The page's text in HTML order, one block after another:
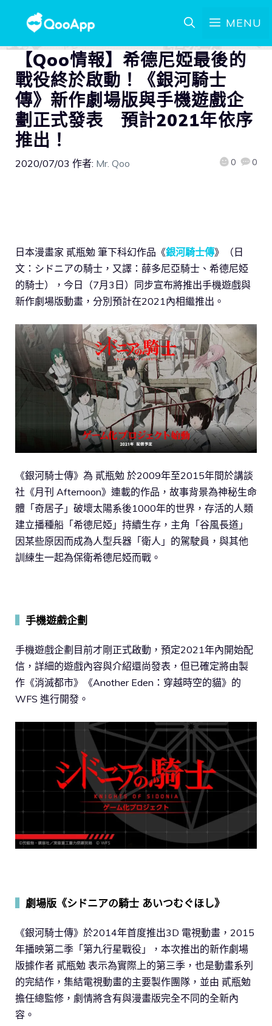
MENU
【Qoo情報】希德尼婭最後的
戰役終於啟動！《銀河騎士
傳》新作劇場版與手機遊戲企
劃正式發表 預計2021年依序
推出！
2020/07/03 作者: Mr. Qoo 0 0
日本漫畫家 貳瓶勉 筆下科幻作品《銀河騎士傳》（日
文：シドニアの騎士，又譯：薛多尼亞騎士、希德尼婭
的騎士），今日（7月3日）同步宣布將推出手機遊戲與
新作劇場版動畫，分別預計在2021內相繼推出。
《銀河騎士傳》為 貳瓶勉 於2009年至2015年間於講談
社《月刊 Afternoon》連載的作品，故事背景為神秘生命
體「奇居子」破壞太陽系後1000年的世界，存活的人類
建立播種船「希德尼婭」持續生存，主角「谷風長道」
因某些原因而成為人型兵器「衛人」的駕駛員，與其他
訓練生一起為保衛希德尼婭而戰。
手機遊戲企劃
手機遊戲企劃目前才剛正式啟動，預定2021年內開始配
信，詳細的遊戲內容與介紹還尚發表，但已確定將由製
作《消滅都市》《Another Eden：穿越時空的貓》的
WFS 進行開發。
劇場版《シドニアの騎士 あいつむぐほし》
《銀河騎士傳》於2014年首度推出3D 電視動畫，2015
年播映第二季「第九行星戰役」，本次推出的新作劇場
版據作者 貳瓶勉 表示為實際上的第三季，也是動畫系列
的完結作，集結電視動畫的主要製作團隊，並由 貳瓶勉
擔任總監修，劇情將含有與漫畫版完全不同的全新內
容。